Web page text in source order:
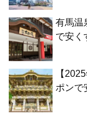
有馬温
で安く
【
ポンで